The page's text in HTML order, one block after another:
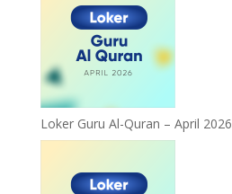
Loker Guru Al-Quran – April 2026